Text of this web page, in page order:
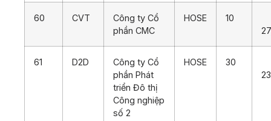
60 CVT
Công ty Cổ
phần CMC
HOSE
10
61 D2D
Công ty Cổ
phần Phát
triển Đô thị
Công nghiệp
số 2
HOSE
30